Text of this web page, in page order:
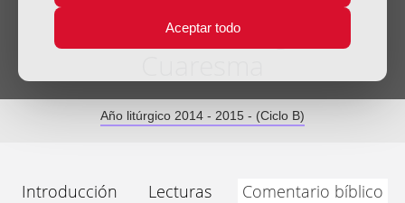
Aceptar todo
Homilía III Domingo de
Año litúrgico 2014 - 2015 - (Ciclo B)
Introducción Lecturas Comentario bíblico